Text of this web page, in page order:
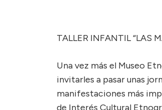
TALLER INFANTIL “LAS
Una vez más el Museo
invitarles a pasar unas
manifestaciones más
de Interés Cultural